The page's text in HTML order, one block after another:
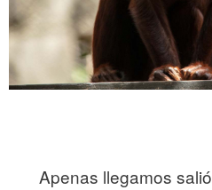
Apenas llegamos